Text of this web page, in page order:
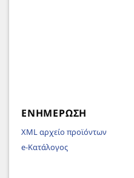
ΕΝΗΜΈΡΩΣΗ
XML αρχείο προϊόντων
e-Κατάλογος